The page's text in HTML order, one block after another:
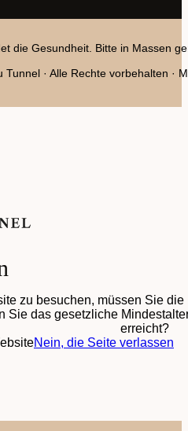
die Gesundheit. Bitte in Massen
Tunnel · Alle Rechte vorbehalten ·
zu besuchen, müssen Sie
Sie das gesetzliche
erreicht?
Nein, die Seite verlassen